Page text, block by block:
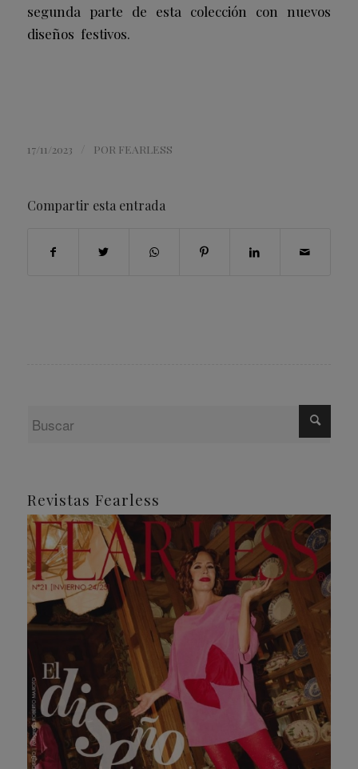
segunda parte de esta colección con nuevos
diseños festivos.
17/11/2023 POR FEARLESS
Compartir esta entrada
Revistas Fearless